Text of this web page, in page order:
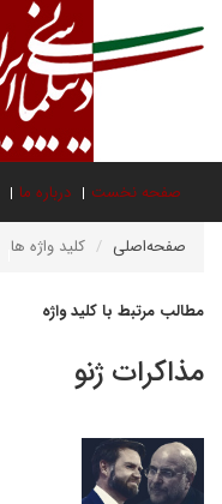
صفحه نخست درباره ما
صفحه‌اصلی کلید واژه ها
مطالب مرتبط با کلید واژه
مذاکرات ژنو